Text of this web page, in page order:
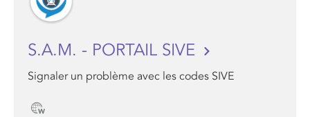
S.A.M. - PORTAIL SIVE
Signaler un problème avec les codes SIVE